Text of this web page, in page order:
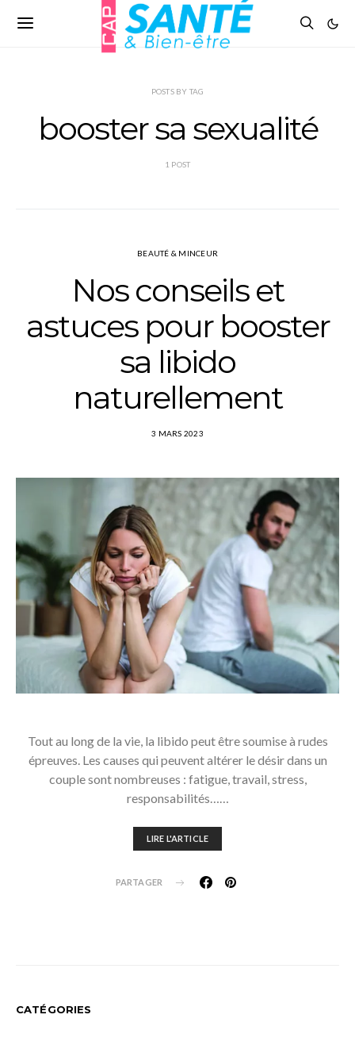
POSTS BY TAG
booster sa sexualité
1 POST
BEAUTÉ & MINCEUR
Nos conseils et
astuces pour booster
sa libido
naturellement
3 MARS 2023
Tout au long de la vie, la libido peut être soumise à rudes
épreuves. Les causes qui peuvent altérer le désir dans un
couple sont nombreuses : fatigue, travail, stress,
responsabilités……
LIRE L'ARTICLE
PARTAGER
CATÉGORIES